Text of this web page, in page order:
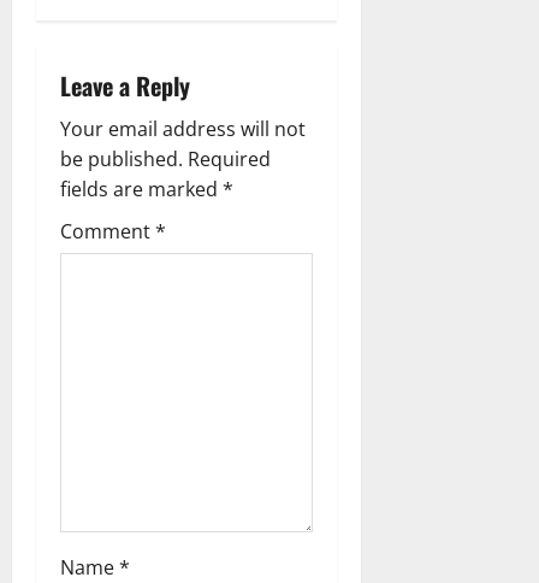
Leave a Reply
Your email address will not
be published. Required
fields are marked *
Comment*
Name*